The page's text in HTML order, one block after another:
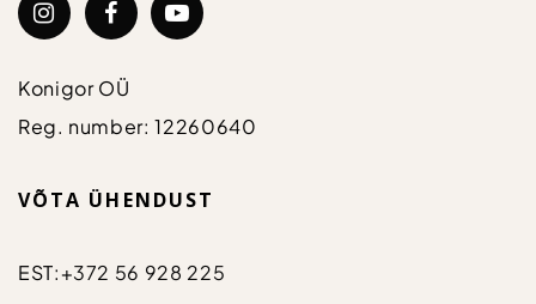
Konigor OÜ
Reg. number: 12260640
VÕTA ÜHENDUST
EST:+372 56 928 225